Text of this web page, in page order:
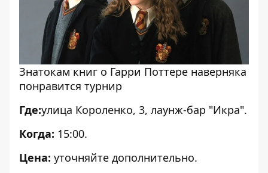
Знатокам книг о Гарри Поттере наверняка
понравится турнир
Где:улица Короленко, 3, лаунж-бар "Икра".
Когда: 15:00.
Цена: уточняйте дополнительно.